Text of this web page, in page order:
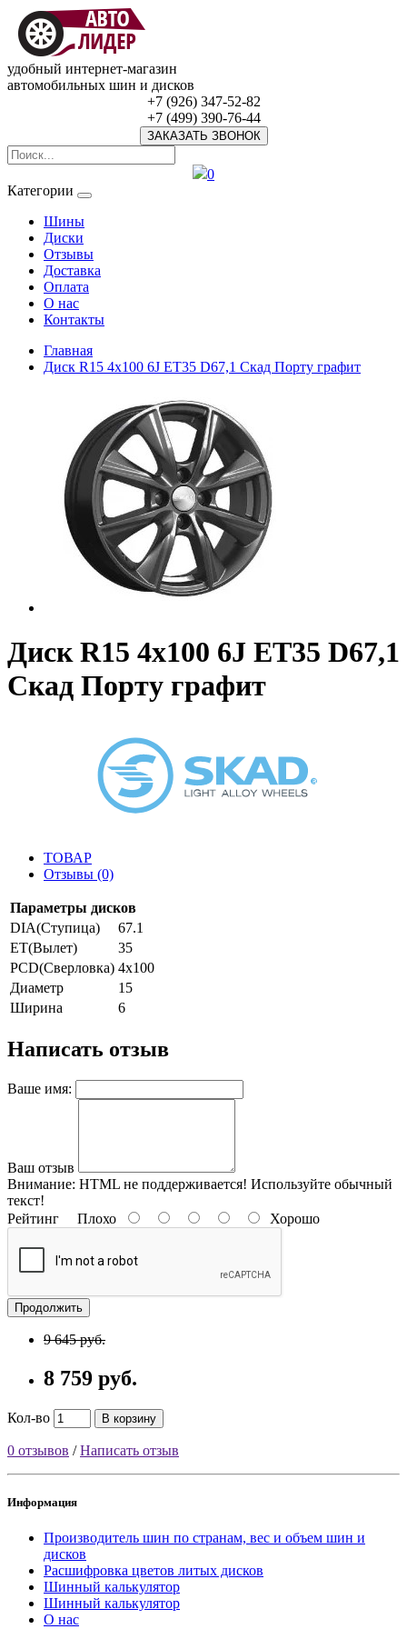
удобный интернет-магазин
автомобильных шин и дисков
+7 (926) 347-52-82
+7 (499) 390-76-44
ЗАКАЗАТЬ ЗВОНОК
0
Категории
Шины
Диски
Отзывы
Доставка
Оплата
О нас
Контакты
Главная
Диск R15 4x100 6J ET35 D67,1 Скад Порту графит
Диск R15 4x100 6J ET35 D67,1
Скад Порту графит
ТОВАР
Отзывы (0)
Параметры дисков
DIA(Ступица)
67.1
ET(Вылет)
35
PCD(Сверловка) 4x100
Диаметр
15
Ширина
6
Написать отзыв
Ваше имя:
Ваш отзыв
Внимание: HTML не поддерживается! Используйте обычный
текст!
Рейтинг Плохо Хорошо
Продолжить
9 645 руб.
8 759 руб.
Кол-во В корзину
0 отзывов /Написать отзыв
Информация
Производитель шин по странам, вес и объем шин и
дисков
Расшифровка цветов литых дисков
Шинный калькулятор
Шинный калькулятор
О нас